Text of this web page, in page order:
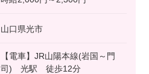
山口県光市
【電車】JR山陽本線(岩国～門
司) 光駅 徒歩12分